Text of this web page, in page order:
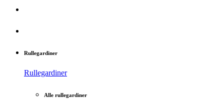
Rullegardiner
Rullegardiner
Alle rullegardiner